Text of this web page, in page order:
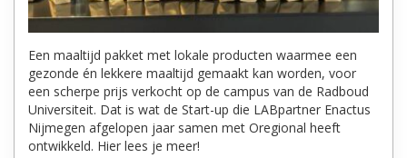
Een maaltijd pakket met lokale producten waarmee een
gezonde én lekkere maaltijd gemaakt kan worden, voor
een scherpe prijs verkocht op de campus van de Radboud
Universiteit. Dat is wat de Start-up die LABpartner Enactus
Nijmegen afgelopen jaar samen met Oregional heeft
ontwikkeld. Hier lees je meer!